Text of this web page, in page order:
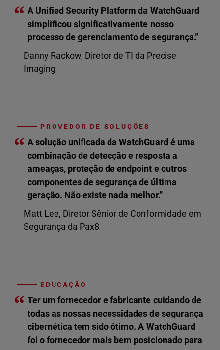
“ A Unified Security Platform da WatchGuard
simplificou significativamente nosso
processo de gerenciamento de segurança.”
Danny Rackow, Diretor de TI da Precise
Imaging
PROVEDOR DE SOLUÇÕES
“ A solução unificada da WatchGuard é uma
combinação de detecção e resposta a
ameaças, proteção de endpoint e outros
componentes de segurança de última
geração. Não existe nada melhor.”
Matt Lee, Diretor Sênior de Conformidade em
Segurança da Pax8
EDUCAÇÃO
“ Ter um fornecedor e fabricante cuidando de
todas as nossas necessidades de segurança
cibernética tem sido ótimo. A WatchGuard
foi o fornecedor mais bem posicionado para